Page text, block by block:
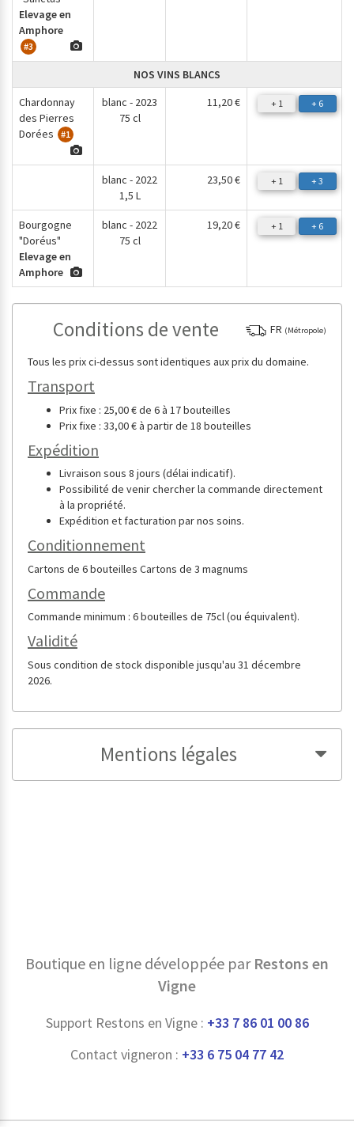
Elevage en
Amphore
#3
NOS VINS BLANCS
Chardonnay
des Pierres
Dorées
#1
blanc - 2023
75 cl
11,20 € + 1 + 6
blanc - 2022
1,5 L
23,50 € + 1 + 3
Bourgogne
"Doréus"
Elevage en
Amphore
blanc - 2022
75 cl
19,20 € + 1 + 6
FR (Métropole)
Conditions de vente
Tous les prix ci-dessus sont identiques aux prix du domaine.
Transport
Prix fixe : 25,00 € de 6 à 17 bouteilles
Prix fixe : 33,00 € à partir de 18 bouteilles
Expédition
Livraison sous 8 jours (délai indicatif).
Possibilité de venir chercher la commande directement
à la propriété.
Expédition et facturation par nos soins.
Conditionnement
Cartons de 6 bouteilles Cartons de 3 magnums
Commande
Commande minimum : 6 bouteilles de 75cl (ou équivalent).
Validité
Sous condition de stock disponible jusqu'au 31 décembre
2026.
Mentions légales
Boutique en ligne développée par Restons en
Vigne
Support Restons en Vigne : +33 7 86 01 00 86
Contact vigneron : +33 6 75 04 77 42